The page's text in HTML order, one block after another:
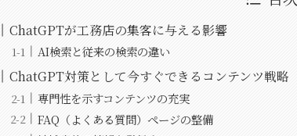
ChatGPTが工務店の集客に与える影響
AI検索と従来の検索の違い
ChatGPT対策として今すぐできるコンテンツ戦略
専門性を示すコンテンツの充実
FAQ（よくある質問）ページの整備